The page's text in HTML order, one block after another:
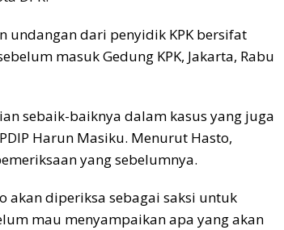
undangan dari penyidik KPK bersifat
masuk Gedung KPK, Jakarta, Rabu
sebaik-baiknya dalam kasus yang juga
Harun Masiku. Menurut Hasto,
yang sebelumnya.
akan diperiksa sebagai saksi untuk
mau menyampaikan apa yang akan